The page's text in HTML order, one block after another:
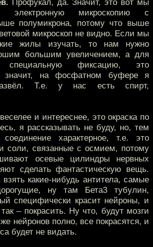
Профукал, да. Значит, это вот мы
электронную микроскопию с
полумикрона, потому что выше
микроскоп не видно. Если мы
жилы изучать, то нам нужно
большим увеличением, а для
фиксацию, это
значит, на фосфатном буфере я
Т.е. у нас есть спирт,
и интереснее, это окраска по
я рассказывать не буду, но, тем
характерное, т.е. это
соли, связанные с осмием, потому
осевые цилиндры нервных
сделать фантастическую вещь.
какие-нибудь антитела, самые
ну там Бета3 тубулин,
специфически красит нейроны, и
– покрасить. Ну что, будут мозги
нейронов полно, все покрасятся, и
будет не видать.